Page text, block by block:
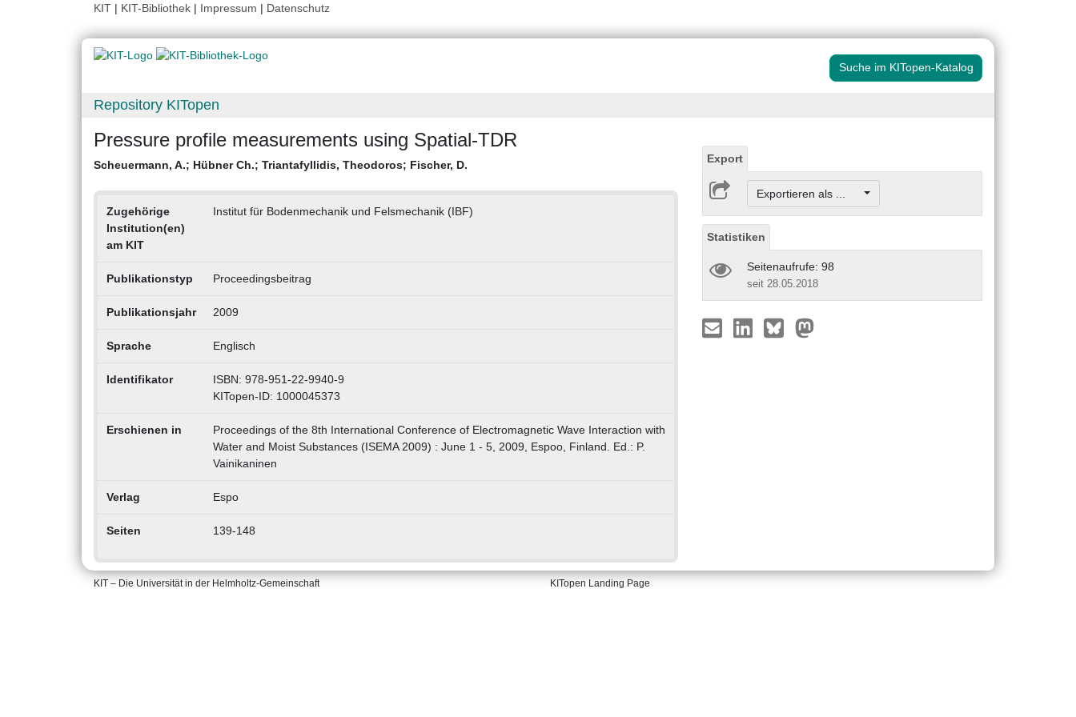
KIT | KIT-Bibliothek | Impressum | Datenschutz
Suche im KITopen-Katalog
Repository KITopen
Pressure profile measurements using Spatial-TDR
Scheuermann, A.; Hübner Ch.; Triantafyllidis, Theodoros; Fischer, D.
Zugehörige
Institution(en)
am KIT
Institut für Bodenmechanik und Felsmechanik (IBF)
Publikationstyp Proceedingsbeitrag
Publikationsjahr 2009
Sprache Englisch
Identifikator
ISBN: 978-951-22-9940-9
KITopen-ID: 1000045373
Erschienen in
Proceedings of the 8th International Conference of Electromagnetic Wave Interaction with
Water and Moist Substances (ISEMA 2009) : June 1 - 5, 2009, Espoo, Finland. Ed.: P.
Vainikaninen
Verlag Espo
Seiten 139-148
Export
Exportieren als ...
Statistiken
Seitenaufrufe: 98
seit 28.05.2018
KIT – Die Universität in der Helmholtz-Gemeinschaft KITopen Landing Page